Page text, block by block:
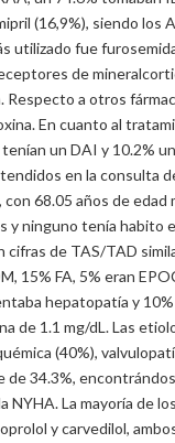
(16,9%), siendo los
utilizado fue
de
Respecto a otros
En cuanto al
un DAI y 10.2%
en la consulta
68.05 años de edad
y ninguno tenía habito
cifras de TAS/TAD
15% FA, 5% eran
hepatopatía y
de 1.1 mg/dL. Las
(40%),
de 34.3%,
NYHA. La mayoría de
y carvedilol,